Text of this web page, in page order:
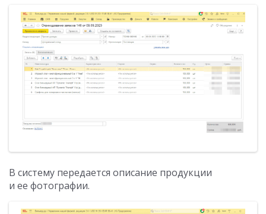
В систему передается описание продукции
и ее фотографии.